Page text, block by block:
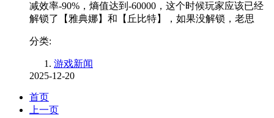
减效率-90%，熵值达到-60000，这个时候玩家应该已经
解锁了【雅典娜】和【丘比特】，如果没解锁，老思
分类:
游戏新闻
2025-12-20
首页
上一页